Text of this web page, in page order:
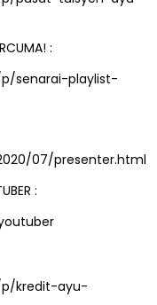
:
senarai-playlist-
07/presenter.html
:
kredit-ayu-